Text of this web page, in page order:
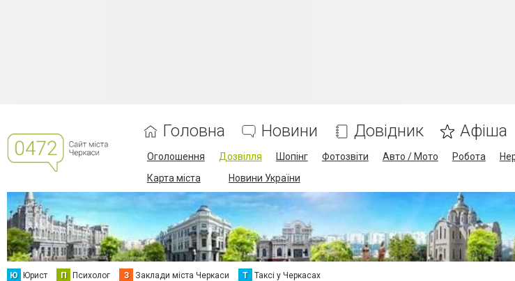
Головна Новини Довідник Афіша
Оголошення Дозвілля Шопінг Фотозвіти Авто / Мото Робота
Карта міста
Новини України
Ю Юрист П Психолог З Заклади міста Черкаси Т Таксі у Черкасах